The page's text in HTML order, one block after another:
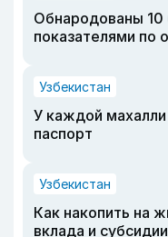
Обнародованы 10
показателями по
Узбекистан
У каждой махалли
паспорт
Узбекистан
Как накопить на
вклада и субсидии